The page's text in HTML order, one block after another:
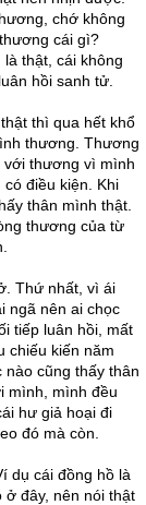
chớ không
cái gì?
thật, cái không
hồi sanh tử.
thì qua hết khổ
thương. Thương
với thương vì mình
điều kiện. Khi
thân mình thật.
thương của từ
Thứ nhất, vì ái
ngã nên ai chọc
tiếp luân hồi, mất
chiếu kiến năm
nào cũng thấy thân
mình, mình đều
hư giả hoại đi
đó mà còn.
dụ cái đồng hồ là
ở đây, nên nói thật